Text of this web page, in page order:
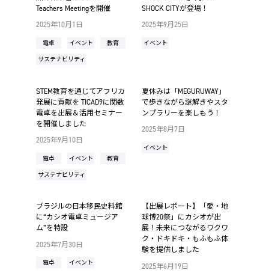
2025年10月1日
電卓 イベント 教育
サステナビリティ
Teachers Meetingを開催
2025年9月25日
イベント
SHOCK CITYが登場！
2025年9月10日
電卓 イベント 教育
サステナビリティ
STEM教育を通じてアフリカ
発展に貢献を TICAD9に関数
電卓を出展＆活用セミナー
を開催しました
2025年8月7日
イベント
夏休みは「MEGURUWAY」
で歩きながら謎解きやスタ
ンプラリーを楽しもう！
2025年7月30日
電卓 イベント
ブラジルの日本移民史料館
に“カシオ電卓ミュージア
ム”を特設
2025年6月19日
【出展レポート】「愛・地
球博20祭」にカシオが出
展！未来につながるワクワ
ク・ドキドキ・もふもふ体
験を提供しました